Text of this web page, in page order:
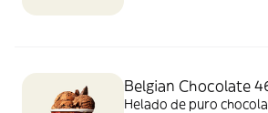
Belgian Chocolate
Helado de puro